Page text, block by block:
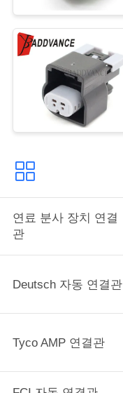
문
을
요
사
이
트
맵
연료 분사 장치 연결
관
Deutsch 자동 연결관
Tyco AMP 연결관